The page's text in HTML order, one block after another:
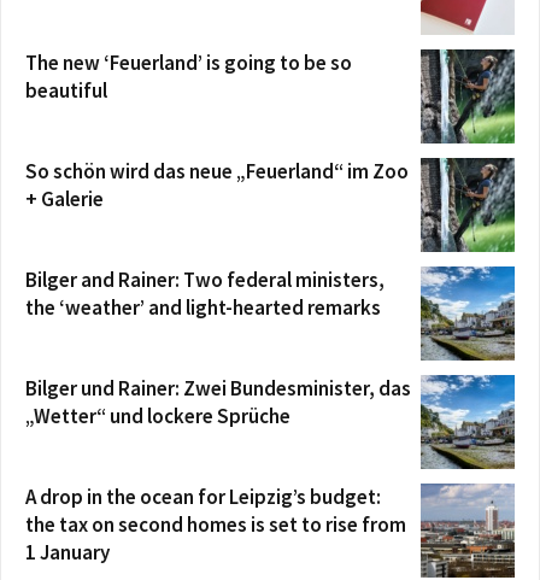
The new ‘Feuerland’ is going to be so
beautiful
So schön wird das neue „Feuerland“ im Zoo
+ Galerie
Bilger and Rainer: Two federal ministers,
the ‘weather’ and light-hearted remarks
Bilger und Rainer: Zwei Bundesminister, das
„Wetter“ und lockere Sprüche
A drop in the ocean for Leipzig’s budget:
the tax on second homes is set to rise from
1 January